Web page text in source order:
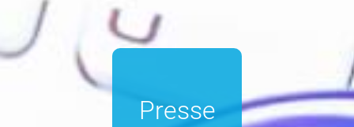
Presse